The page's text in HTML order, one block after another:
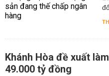
Khánh Hòa đề xuất
49.000 tỷ đồng